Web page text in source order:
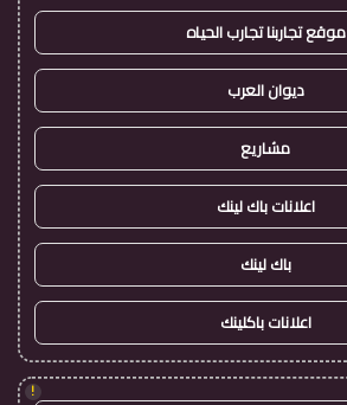
موقع تجاربنا تجارب الحياه
ديوان العرب
مشاريع
اعلانات باك لينك
باك لينك
اعلانات باكلينك
!